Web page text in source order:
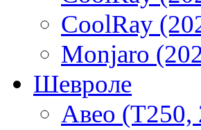
CoolRay
Monjaro
Шевроле
Авео (T250,